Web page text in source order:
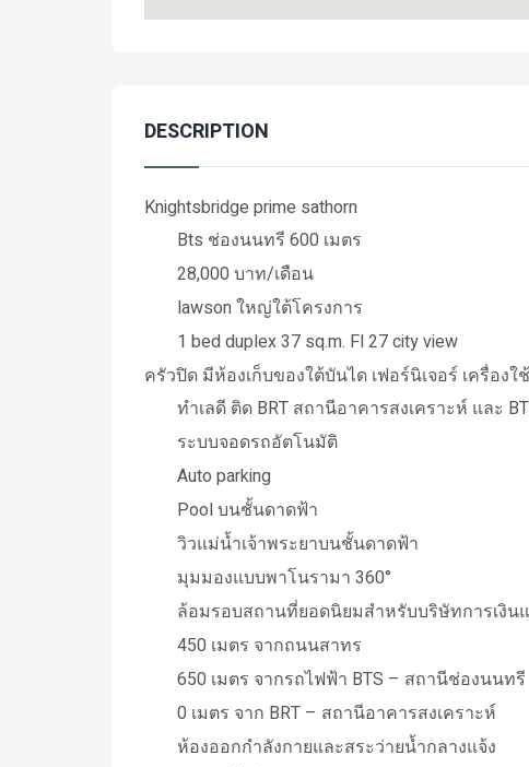
DESCRIPTION
Knightsbridge prime sathorn
Bts ช่องนนทรี 600 เมตร
28,000 บาท/เดือน
lawson ใหญ่ใต้โครงการ
1 bed duplex 37 sq.m. Fl 27 city view
ครัวปิด มีห้องเก็บของใต้บันได​ เฟอร์นิเจอร์ เครื่อง
ทำเลดี ติด BRT สถานีอาคารสงเคราะห์ และ
ระบบจอดรถอัตโนมัติ
Auto parking
Pool บนชั้นดาดฟ้า
วิวแม่น้ำเจ้าพระยาบนชั้นดาดฟ้า
มุมมองแบบพาโนรามา 360°
ล้อมรอบสถานที่ยอดนิยมสำหรับบริษัทการเงิน
450 เมตร จากถนนสาทร
650 เมตร จากรถไฟฟ้า BTS – สถานีช่องนนทรี
0 เมตร จาก BRT – สถานีอาคารสงเคราะห์
ห้องออกกำลังกายและสระว่ายน้ำกลางแจ้ง